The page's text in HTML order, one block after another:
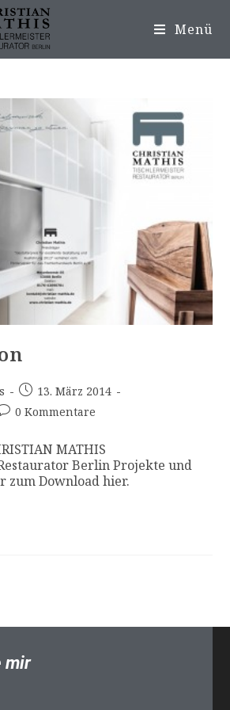
Menü
13. März 2014
0 Kommentare
MATHIS
Berlin Projekte und
zum Download hier.
mir